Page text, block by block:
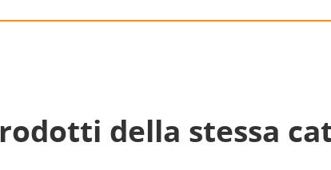
della stessa